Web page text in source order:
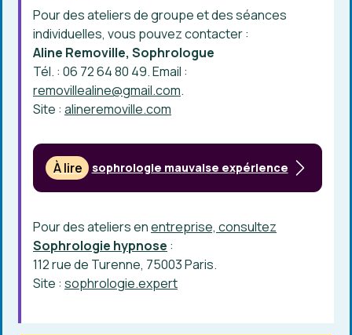
Pour des ateliers de groupe et des séances
individuelles, vous pouvez contacter :
Aline Removille, Sophrologue
Tél. : 06 72 64 80 49. Email :
removillealine@gmail.com.
Site : alineremoville.com
À lire sophrologie mauvaise expérience
Pour des ateliers enentreprise, consultez
Sophrologie hypnose :
112 rue de Turenne, 75003 Paris.
Site : sophrologie.expert